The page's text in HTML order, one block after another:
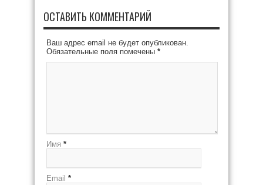
ОСТАВИТЬ КОММЕНТАРИЙ
Ваш адрес email не будет опубликован.
Обязательные поля помечены *
Имя *
Email *